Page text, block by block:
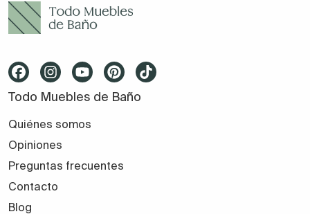
Todo Muebles de Baño
Quiénes somos
Opiniones
Preguntas frecuentes
Contacto
Blog